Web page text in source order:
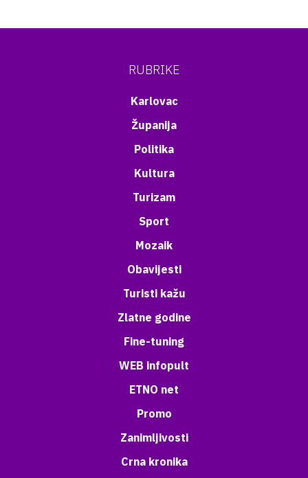
RUBRIKE
Karlovac
Županija
Politika
Kultura
Turizam
Sport
Mozaik
Obavijesti
Turisti kažu
Zlatne godine
Fine-tuning
WEB infopult
ETNO net
Promo
Zanimljivosti
Crna kronika